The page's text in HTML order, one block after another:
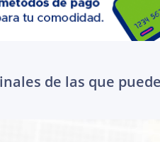
de las que